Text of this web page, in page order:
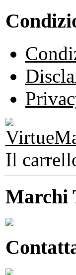
Il
Marchi